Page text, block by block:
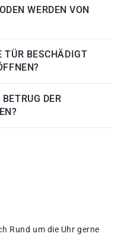
WERDEN VON
TÜR BESCHÄDIGT
DER
Rund um die Uhr gerne